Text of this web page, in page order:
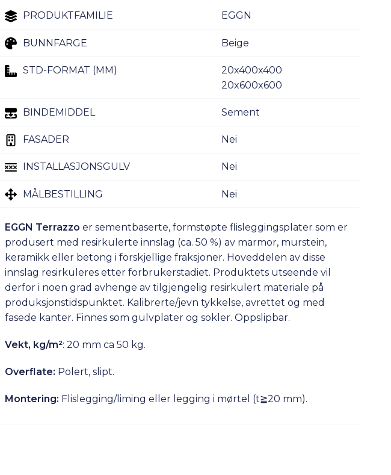
PRODUKTFAMILIE EGGN
BUNNFARGE Beige
STD-FORMAT (MM)
20x400x400
20x600x600
BINDEMIDDEL Sement
FASADER Nei
INSTALLASJONSGULV Nei
MÅLBESTILLING Nei
EGGN Terrazzo er sementbaserte, formstøpte flisleggingsplater som er
produsert med resirkulerte innslag (ca. 50 %) av marmor, murstein,
keramikk eller betong i forskjellige fraksjoner. Hoveddelen av disse
innslag resirkuleres etter forbrukerstadiet. Produktets utseende vil
derfor i noen grad avhenge av tilgjengelig resirkulert materiale på
produksjonstidspunktet. Kalibrerte/jevn tykkelse, avrettet og med
fasede kanter. Finnes som gulvplater og sokler. Oppslipbar.
Vekt, kg/m²: 20 mm ca 50 kg.
Overflate: Polert, slipt.
Montering: Flislegging/liming eller legging i mørtel (t≧20 mm).